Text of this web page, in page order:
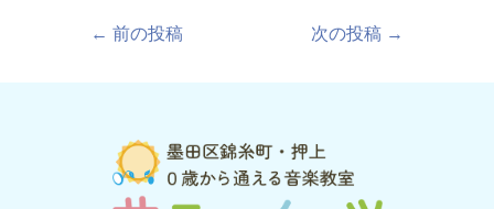
← 前の投稿 次の投稿 →